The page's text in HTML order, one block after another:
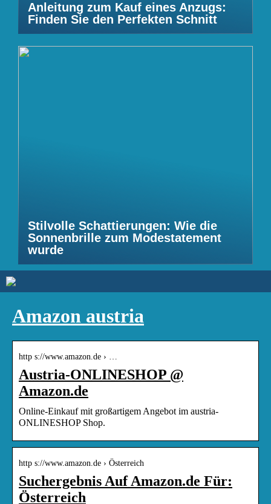
Anleitung zum Kauf eines Anzugs:
Finden Sie den Perfekten Schnitt
Stilvolle Schattierungen: Wie die
Sonnenbrille zum Modestatement
wurde
Amazon austria
http s://www.amazon.de › …
Austria-ONLINESHOP @
Amazon.de
Online-Einkauf mit großartigem Angebot im austria-
ONLINESHOP Shop.
http s://www.amazon.de › Österreich
Suchergebnis Auf Amazon.de Für:
Österreich